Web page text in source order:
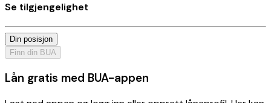
Se tilgjengelighet
Din posisjon
Finn din BUA
Lån gratis med BUA-appen